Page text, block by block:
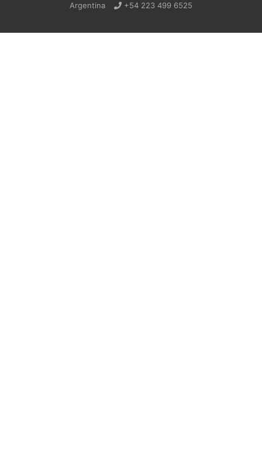
Argentina
+54 223 499 6525